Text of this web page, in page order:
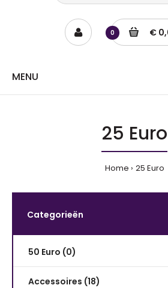
0 €
MENU
25 Euro
Home 25 Euro
Categorieën
50 Euro (0)
Accessoires (18)